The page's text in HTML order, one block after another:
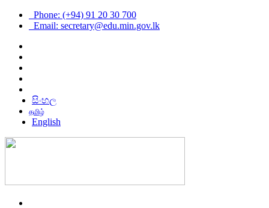
Phone: (+94) 91 20 30 700
Email: secretary@edu.min.gov.lk
සිංහල
தமிழ்
English